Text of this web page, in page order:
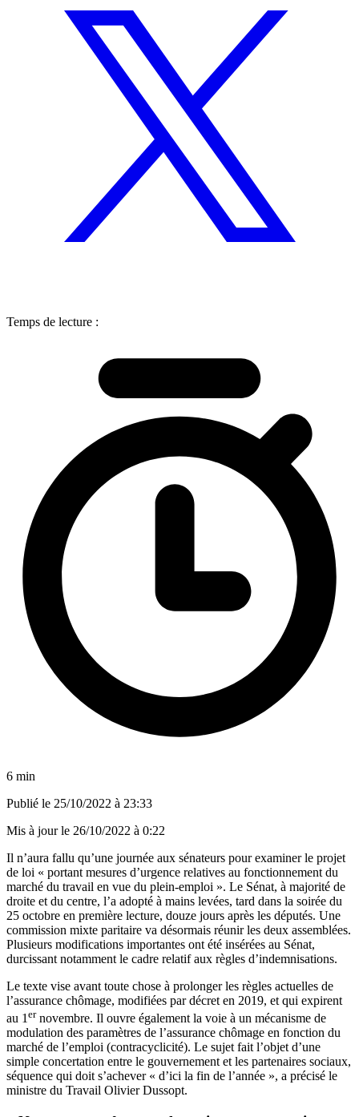
Temps de lecture :
6 min
Publié le 25/10/2022 à 23:33
Mis à jour le 26/10/2022 à 0:22
Il n’aura fallu qu’une journée aux sénateurs pour examiner le projet
de loi « portant mesures d’urgence relatives au fonctionnement du
marché du travail en vue du plein-emploi ». Le Sénat, à majorité de
droite et du centre, l’a adopté à mains levées, tard dans la soirée du
25 octobre en première lecture, douze jours après les députés. Une
commission mixte paritaire va désormais réunir les deux assemblées.
Plusieurs modifications importantes ont été insérées au Sénat,
durcissant notamment le cadre relatif aux règles d’indemnisations.
Le texte vise avant toute chose à prolonger les règles actuelles de
l’assurance chômage, modifiées par décret en 2019, et qui expirent
au 1 ernovembre. Il ouvre également la voie à un mécanisme de
modulation des paramètres de l’assurance chômage en fonction du
marché de l’emploi (contracyclicité). Le sujet fait l’objet d’une
simple concertation entre le gouvernement et les partenaires sociaux,
séquence qui doit s’achever « d’ici la fin de l’année », a précisé le
ministre du Travail Olivier Dussopt.